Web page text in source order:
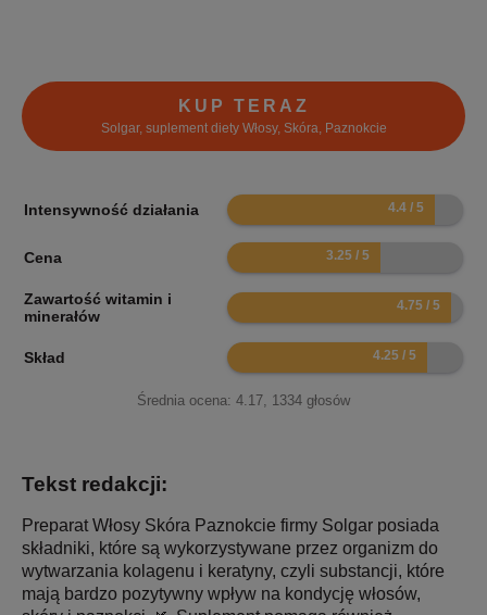
KUP TERAZ
Solgar, suplement diety Włosy, Skóra, Paznokcie
Intensywność działania 8.8
Cena 6.5
Zawartość witamin i
minerałów
9.5
Skład 8.5
Średnia ocena: 4.17 1334 głosów
Tekst redakcji:
Preparat Włosy Skóra Paznokcie firmy Solgar posiada
składniki, które są wykorzystywane przez organizm do
wytwarzania kolagenu i keratyny, czyli substancji, które
mają bardzo pozytywny wpływ na kondycję włosów,